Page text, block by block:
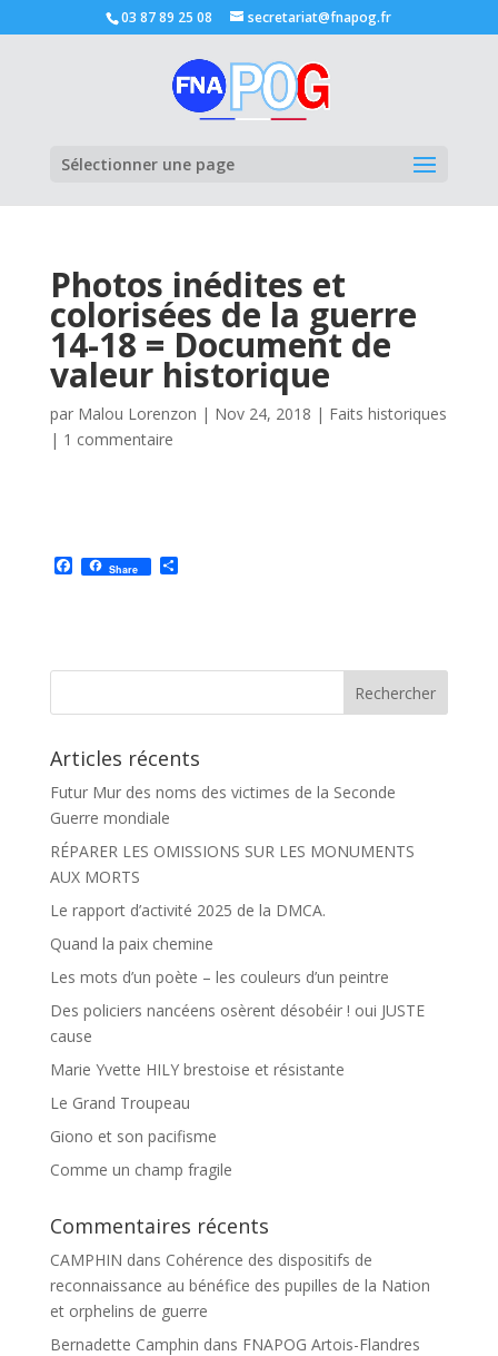
03 87 89 25 08 secretariat@fnapog.fr
Sélectionner une page
Photos inédites et
colorisées de la guerre
14-18 = Document de
valeur historique
par Malou Lorenzon | Nov 24, 2018 | Faits historiques
| 1 commentaire
F
a
o
Share P
e
Articles récents
Futur Mur des noms des victimes de la Seconde
Guerre mondiale
RÉPARER LES OMISSIONS SUR LES MONUMENTS
AUX MORTS
Le rapport d’activité 2025 de la DMCA.
Quand la paix chemine
Les mots d’un poète – les couleurs d’un peintre
Des policiers nancéens osèrent désobéir ! oui JUSTE
cause
Marie Yvette HILY brestoise et résistante
Le Grand Troupeau
Giono et son pacifisme
Comme un champ fragile
Commentaires récents
CAMPHIN dans Cohérence des dispositifs de
reconnaissance au bénéfice des pupilles de la Nation
et orphelins de guerre
Bernadette Camphin dans FNAPOG Artois-Flandres